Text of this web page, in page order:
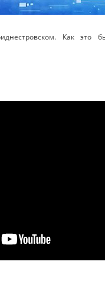
Как это